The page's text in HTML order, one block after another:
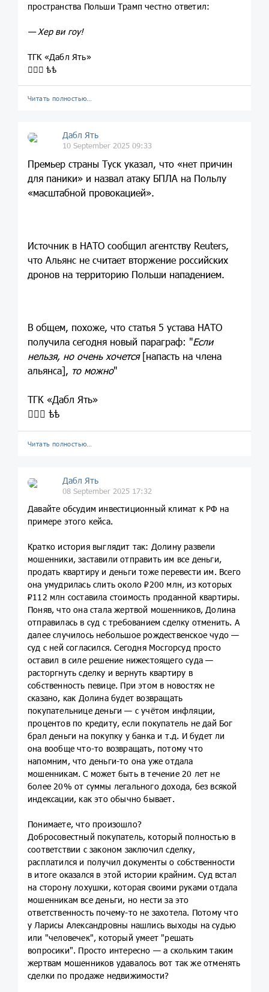
пространства Польши Трамп честно ответил:
— Хер ви гоу!
ТГК «Дабл Ять»
💁🏼‍♀️ ѣѣ
Читать полностью…
Дабл Ять
10 September 2025 09:33
Премьер страны Туск указал, что «нет причин
для паники» и назвал атаку БПЛА на Польлу
«масштабной провокацией».
Источник в НАТО сообщил агентству Reuters,
что Альянс не считает вторжение российских
дронов на территорию Польши нападением.
В общем, похоже, что статья 5 устава НАТО
получила сегодня новый параграф: "Если
нельзя, но очень хочется[напасть на члена
альянса], то можно"
ТГК «Дабл Ять»
💁🏼‍♀️ ѣѣ
Читать полностью…
Дабл Ять
08 September 2025 17:32
Давайте обсудим инвестиционный климат к РФ на
примере этого кейса.
Кратко история выглядит так: Долину развели
мошенники, заставили отправить им все деньги,
продать квартиру и деньги тоже перевести им. Всего
она умудрилась слить около ₽200 млн, из которых
₽112 млн составила стоимость проданной квартиры.
Поняв, что она стала жертвой мошенников, Долина
отправилась в суд с требованием сделку отменить. А
далее случилось небольшое рождественское чудо —
суд с ней согласился. Сегодня Мосгорсуд просто
оставил в силе решение нижестоящего суда —
расторгнуть сделку и вернуть квартиру в
собственность певице. При этом в новостях не
сказано, как Долина будет возвращать
покупательнице деньги — с учётом инфляции,
процентов по кредиту, если покупатель не дай Бог
брал деньги на покупку у банка и т.д. И будет ли
она вообще что-то возвращать, потому что
напомним, что деньги-то она уже отдала
мошенникам. С может быть в течение 20 лет не
более 20% от суммы легального дохода, без всякой
индексации, как это обычно бывает.
Понимаете, что произошло?
Добросовестный покупатель, который полностью в
соответствии с законом заключил сделку,
расплатился и получил документы о собственности
в итоге оказался в этой истории крайним. Суд встал
на сторону лохушки, которая своими руками отдала
мошенникам все деньги, но нести за это
ответственность почему-то не захотела. Потому что
у Ларисы Александровны нашлись выходы на судью
или "человечек", который умеет "решать
вопросики". Просто интересно — а скольким таким
жертвам мошенников удавалось вот так же отменять
сделки по продаже недвижимости?